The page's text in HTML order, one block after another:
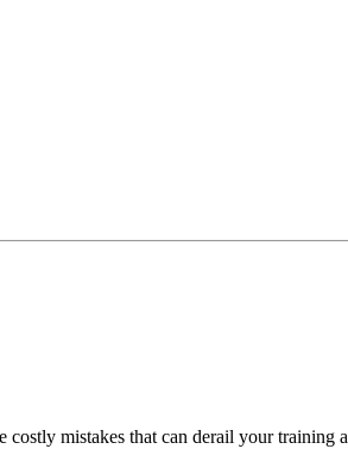
mistakes that can derail your training